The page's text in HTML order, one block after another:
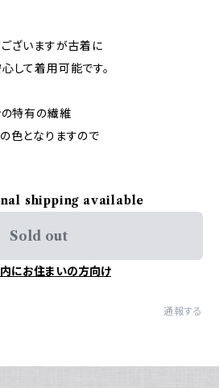
ざいますが古着に
して着用可能です。
の特有の繊維
色となりますので
shipping available
Sold out
にお住まいの方向け
通報する